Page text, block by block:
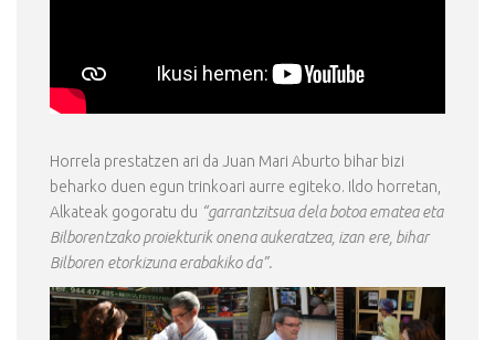
Horrela prestatzen ari da Juan Mari Aburto bihar bizi
beharko duen egun trinkoari aurre egiteko. Ildo horretan,
Alkateak gogoratu du “garrantzitsua dela botoa ematea eta
Bilborentzako proiekturik onena aukeratzea, izan ere, bihar
Bilboren etorkizuna erabakiko da”.